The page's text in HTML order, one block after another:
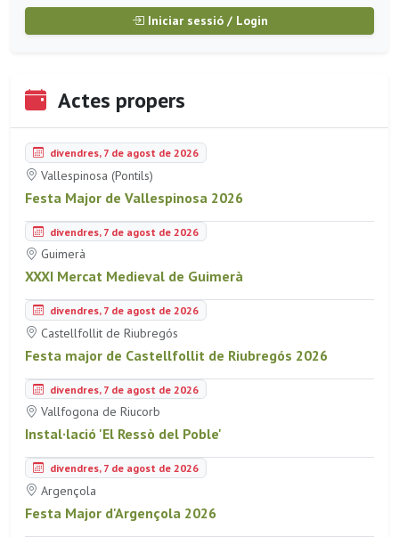
Iniciar sessió / Login
Actes propers
divendres, 7 de agost de 2026
Vallespinosa (Pontils)
Festa Major de Vallespinosa 2026
divendres, 7 de agost de 2026
Guimerà
XXXI Mercat Medieval de Guimerà
divendres, 7 de agost de 2026
Castellfollit de Riubregós
Festa major de Castellfollit de Riubregós 2026
divendres, 7 de agost de 2026
Vallfogona de Riucorb
Instal·lació 'El Ressò del Poble'
divendres, 7 de agost de 2026
Argençola
Festa Major d'Argençola 2026